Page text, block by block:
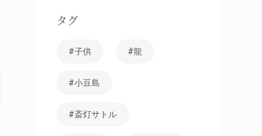
タグ
子供 龍
小豆島
斎灯サトル